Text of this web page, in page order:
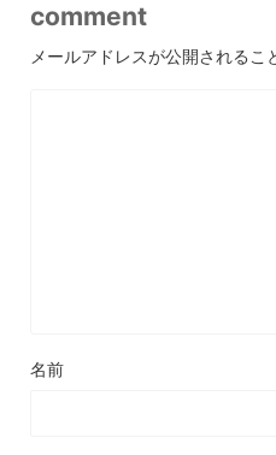
comment
メールアドレスが公開されるこ
名前